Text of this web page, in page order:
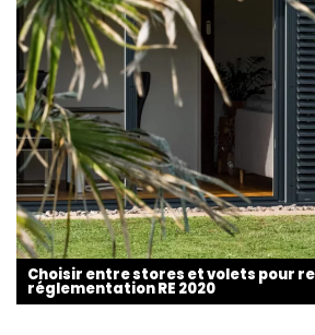
Choisir entre stores et volets pour
réglementation RE 2020